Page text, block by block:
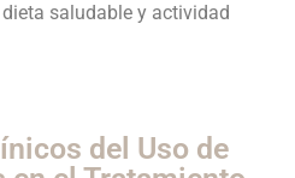
saludable y actividad
del Uso de